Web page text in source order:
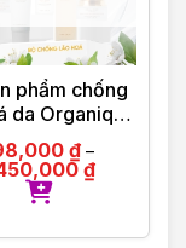
phẩm chống
da Organique
Spring hữu
cao cấp Úc
₫–
₫